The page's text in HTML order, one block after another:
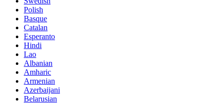
Polish
Basque
Catalan
Esperanto
Hindi
Lao
Albanian
Amharic
Armenian
Azerbaijani
Belarusian